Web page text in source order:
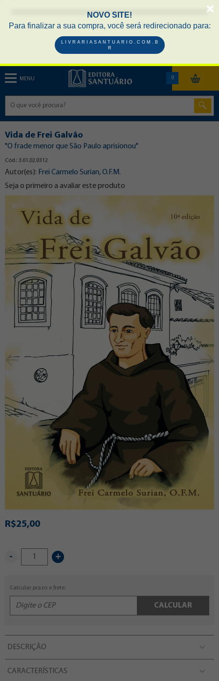
NOVO SITE!
Para finalizar a sua compra, você será redirecionado para:
L I V R A R I A S A N T U A R I O . C O M . B
R
MENU 0
Vida de Frei Galvão
"O frade menor que São Paulo aprisionou"
Cód.: 3.01.02.0312
Autor(es): Frei Carmelo Surian, O.F.M.
Seja o primeiro a avaliar este produto
R$25,00
- +
Calcular prazo e frete:
CALCULAR
DESCRIÇÃO
CARACTERÍSTICAS